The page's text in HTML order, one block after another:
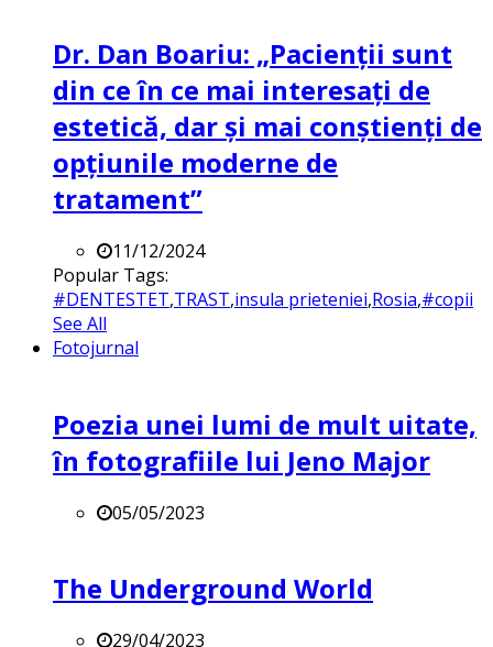
Dr. Dan Boariu: „Pacienții sunt
din ce în ce mai interesați de
estetică, dar și mai conștienți de
opțiunile moderne de
tratament”
11/12/2024
Popular Tags:
#DENTESTET,TRAST,insula prieteniei,Rosia,#copii
See All
Fotojurnal
Poezia unei lumi de mult uitate,
în fotografiile lui Jeno Major
05/05/2023
The Underground World
29/04/2023